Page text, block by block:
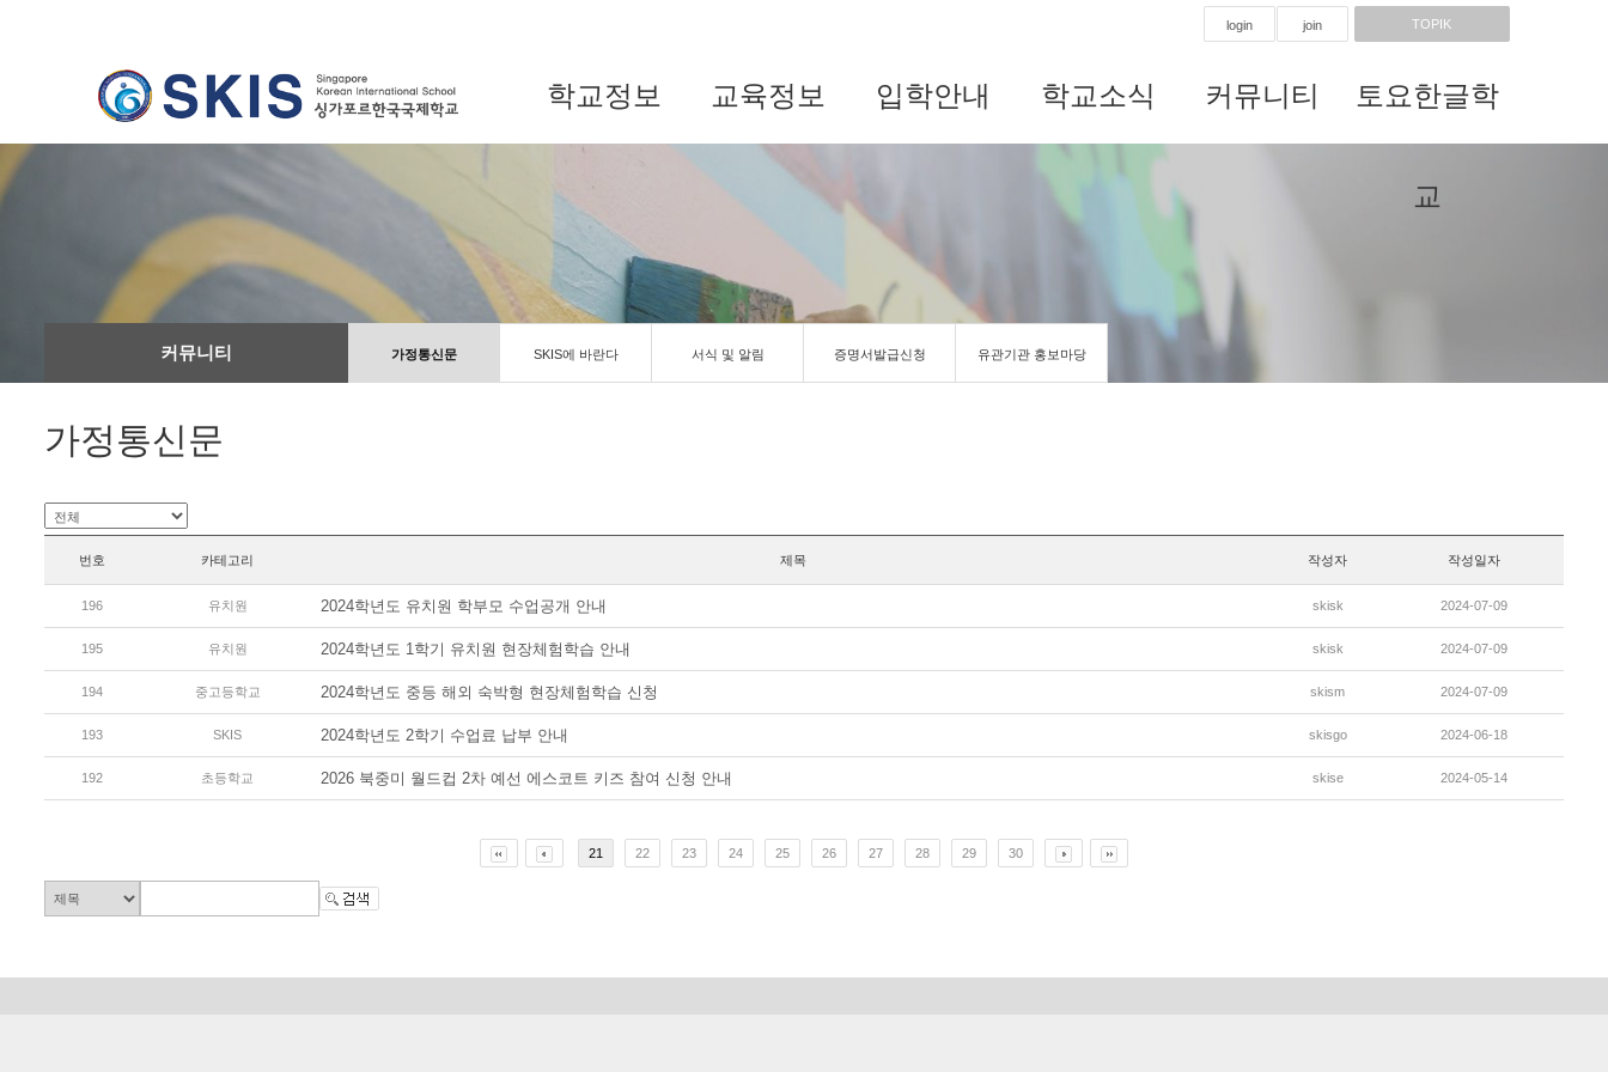
login join TOPIK
학교정보 교육정보 입학안내 학교소식 커뮤니티 토요한글학
교
커뮤니티 가정통신문 SKIS에 바란다 서식 및 알림 증명서발급신청 유관기관 홍보마당
가정통신문
번호 카테고리 제목 작성자 작성일자
196 유치원 2024학년도 유치원 학부모 수업공개 안내 skisk 2024-07-09
195 유치원 2024학년도 1학기 유치원 현장체험학습 안내 skisk 2024-07-09
194 중고등학교 2024학년도 중등 해외 숙박형 현장체험학습 신청 skism 2024-07-09
193 SKIS 2024학년도 2학기 수업료 납부 안내 skisgo 2024-06-18
192 초등학교 2026 북중미 월드컵 2차 예선 에스코트 키즈 참여 신청 안내 skise 2024-05-14
21 22 23 24 25 26 27 28 29 30